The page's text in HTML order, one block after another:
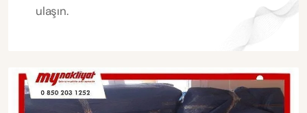
ulaşın.